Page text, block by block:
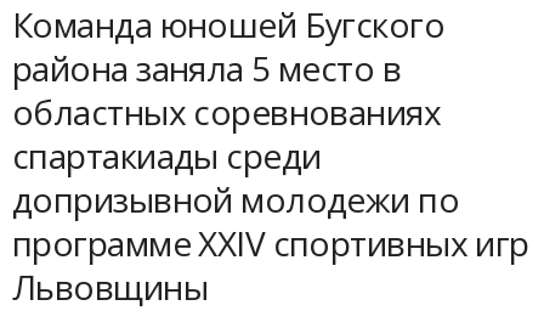
Команда юношей Бугского
района заняла 5 место в
областных соревнованиях
спартакиады среди
допризывной молодежи по
программе XXIV спортивных игр
Львовщины